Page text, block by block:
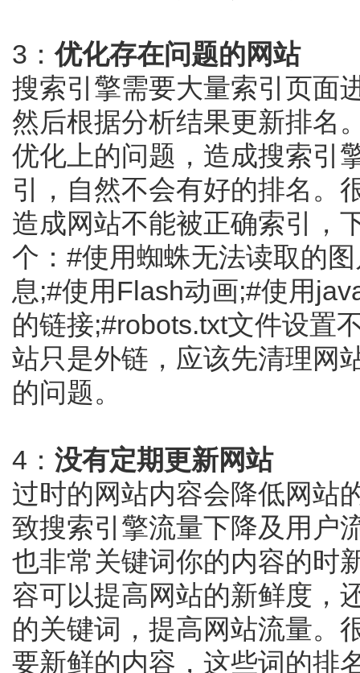
3：优化存在问题的网站
搜索引擎需要大量索引页面
然后根据分析结果更新排名
优化上的问题，造成搜索引
引，自然不会有好的排名。
造成网站不能被正确索引，
个：#使用蜘蛛无法读取的
息;#使用Flash动画;#使用
的链接;#robots.txt文件设置
站只是外链，应该先清理网
的问题。
4： 没有定期更新网站
过时的网站内容会降低网站
致搜索引擎流量下降及用户
也非常关键词你的内容的时
容可以提高网站的新鲜度，
的关键词，提高网站流量。
要新鲜的内容，这些词的排